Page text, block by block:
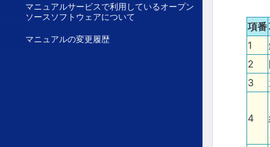
マニュアルサービスで利用しているオープン
ソースソフトウェアについて
マニュアルの変更履歴
項番
1
2
3
4